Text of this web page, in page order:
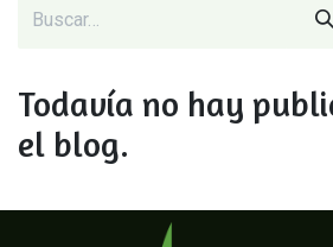
Todavía no hay
el blog.